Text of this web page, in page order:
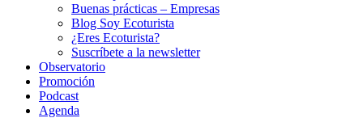
Buenas prácticas – Empresas
Blog Soy Ecoturista
¿Eres Ecoturista?
Suscríbete a la newsletter
Observatorio
Promoción
Podcast
Agenda